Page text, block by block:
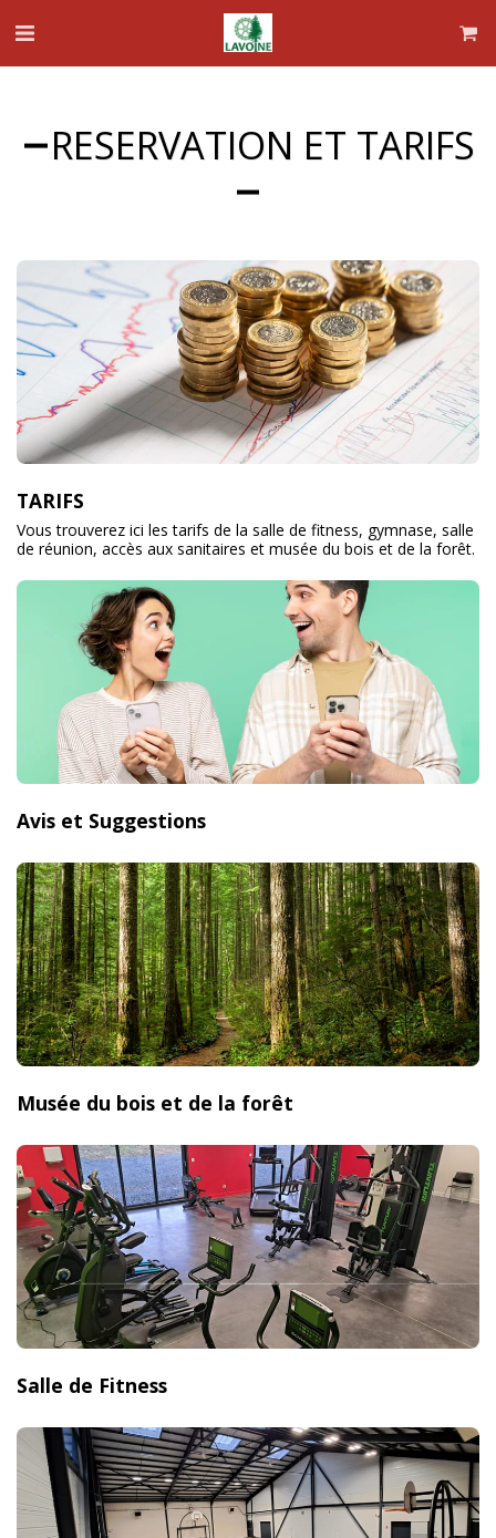
RESERVATION ET TARIFS
TARIFS
Vous trouverez ici les tarifs de la salle de fitness, gymnase, salle
de réunion, accès aux sanitaires et musée du bois et de la forêt.
Avis et Suggestions
Musée du bois et de la forêt
Salle de Fitness